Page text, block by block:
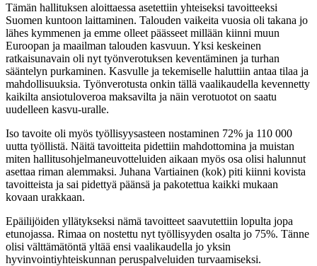
Tämän hallituksen aloittaessa asetettiin yhteiseksi tavoitteeksi
Suomen kuntoon laittaminen. Talouden vaikeita vuosia oli takana jo
lähes kymmenen ja emme olleet päässeet millään kiinni muun
Euroopan ja maailman talouden kasvuun. Yksi keskeinen
ratkaisunavain oli nyt työnverotuksen keventäminen ja turhan
sääntelyn purkaminen. Kasvulle ja tekemiselle haluttiin antaa tilaa ja
mahdollisuuksia. Työnverotusta onkin tällä vaalikaudella kevennetty
kaikilta ansiotuloveroa maksavilta ja näin verotuotot on saatu
uudelleen kasvu-uralle.
Iso tavoite oli myös työllisyysasteen nostaminen 72% ja 110 000
uutta työllistä. Näitä tavoitteita pidettiin mahdottomina ja muistan
miten hallitusohjelmaneuvotteluiden aikaan myös osa olisi halunnut
asettaa riman alemmaksi. Juhana Vartiainen (kok) piti kiinni kovista
tavoitteista ja sai pidettyä päänsä ja pakotettua kaikki mukaan
kovaan urakkaan.
Epäilijöiden yllätykseksi nämä tavoitteet saavutettiin lopulta jopa
etunojassa. Rimaa on nostettu nyt työllisyyden osalta jo 75%. Tänne
olisi välttämätöntä yltää ensi vaalikaudella jo yksin
hyvinvointiyhteiskunnan peruspalveluiden turvaamiseksi.